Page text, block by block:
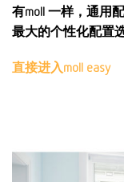
有moll 一样，通
最大的个性化配置选
直接进入moll easy